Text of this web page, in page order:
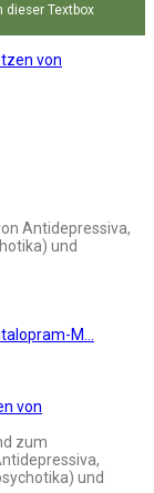
dieser Textbox
von
Antidepressiva,
und
M…
von
zum
und